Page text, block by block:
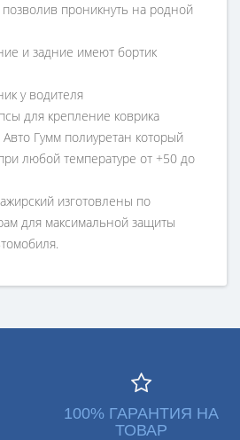
проникнуть на родной
и задние имеют бортик
у водителя
для крепление коврика
Гумм полиуретан который
любой температуре от +50 до
изготовлены по
для максимальной защиты
100% ГАРАНТИЯ НА
ТОВАР